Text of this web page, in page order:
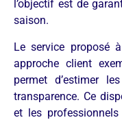
l’objectif est de
saison.
Le service proposé
approche client
permet d’estimer
transparence. Ce
et les